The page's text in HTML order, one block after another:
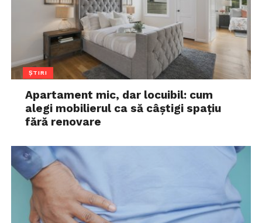
ȘTIRI
Apartament mic, dar locuibil: cum
alegi mobilierul ca să câștigi spațiu
fără renovare